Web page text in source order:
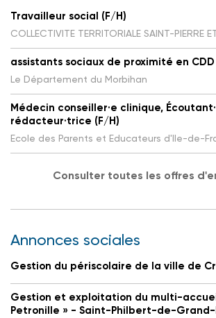
Travailleur social (F/H)
COLLECTIVITE TERRITORIALE SAINT-PIERRE
assistants sociaux de proximité en CDD
Le Département du Morbihan
Médecin conseiller·e clinique,
rédacteur·trice (F/H)
Ecole des Parents et Educateurs d'Ile-de-
Consulter toutes les offres
Annonces sociales
Gestion du périscolaire de la ville de
Gestion et exploitation du multi-
Petronille » - Saint-Philbert-de-Grand-